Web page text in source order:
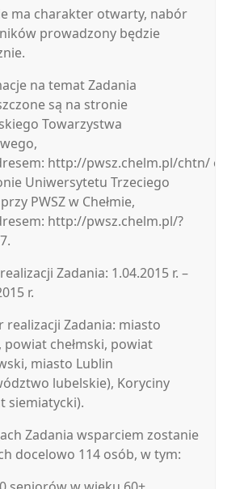
ma charakter otwarty, nabór
prowadzony będzie
na temat Zadania
są na stronie
Towarzystwa
http://pwsz.chelm.pl/chtn/ oraz
Uniwersytetu Trzeciego
PWSZ w Chełmie,
http://pwsz.chelm.pl/?
Zadania: 1.04.2015 r. –
r.
realizacji Zadania: miasto
powiat chełmski, powiat
miasto Lublin
lubelskie), Koryciny
siemiatycki).
Zadania wsparciem zostanie
docelowo 114 osób, w tym: